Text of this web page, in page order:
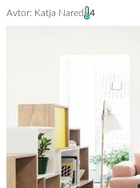
Avtor: Katja Nared 4